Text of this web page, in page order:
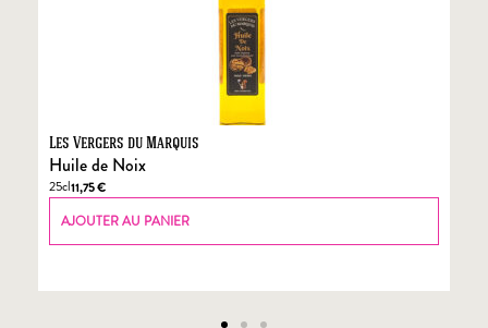
Les Vergers du Marquis
Huile de Noix
25cl11,75€
AJOUTER AU PANIER